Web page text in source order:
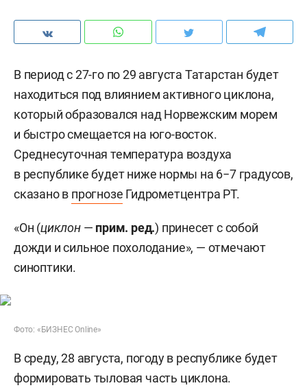
В период с 27-го по 29 августа Татарстан будет
находиться под влиянием активного циклона,
который образовался над Норвежским морем
и быстро смещается на юго-восток.
Среднесуточная температура воздуха
в республике будет ниже нормы на 6−7 градусов,
сказано в прогнозе Гидрометцентра РТ.
«Он (циклон— прим. ред.) принесет с собой
дожди и сильное похолодание», — отмечают
синоптики.
Фото: «БИЗНЕС Online»
В среду, 28 августа, погоду в республике будет
формировать тыловая часть циклона.